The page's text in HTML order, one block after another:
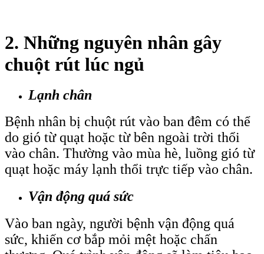
2. Những nguyên nhân gây
chuột rút lúc ngủ
Lạnh chân
Bệnh nhân bị chuột rút vào ban đêm có thể
do gió từ quạt hoặc từ bên ngoài trời thổi
vào chân. Thường vào mùa hè, luồng gió từ
quạt hoặc máy lạnh thổi trực tiếp vào chân.
Vận động quá sức
Vào ban ngày, người bệnh vận động quá
sức, khiến cơ bắp mỏi mệt hoặc chấn